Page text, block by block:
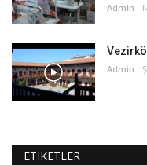
Admin
Admin
ETIKETLER